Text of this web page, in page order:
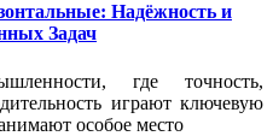
Надёжность и
Задач
где точность,
играют ключевую
особое место